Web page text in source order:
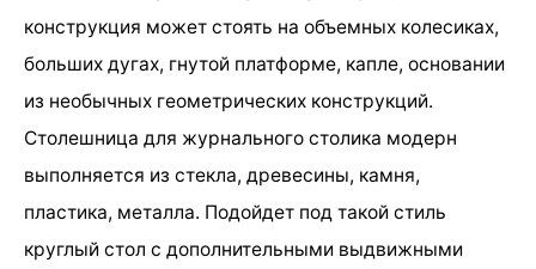
конструкция может стоять на объемных колесиках,
больших дугах, гнутой платформе, капле, основании
из необычных геометрических конструкций.
Столешница для журнального столика модерн
выполняется из стекла, древесины, камня,
пластика, металла. Подойдет под такой стиль
круглый стол с дополнительными выдвижными